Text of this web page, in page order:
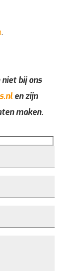
.
bij ons
en zijn
maken.